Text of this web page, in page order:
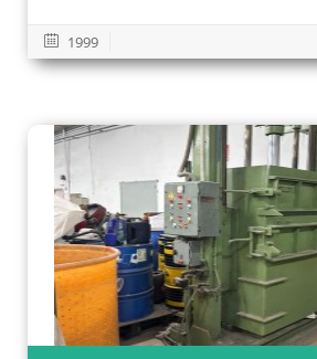
1999